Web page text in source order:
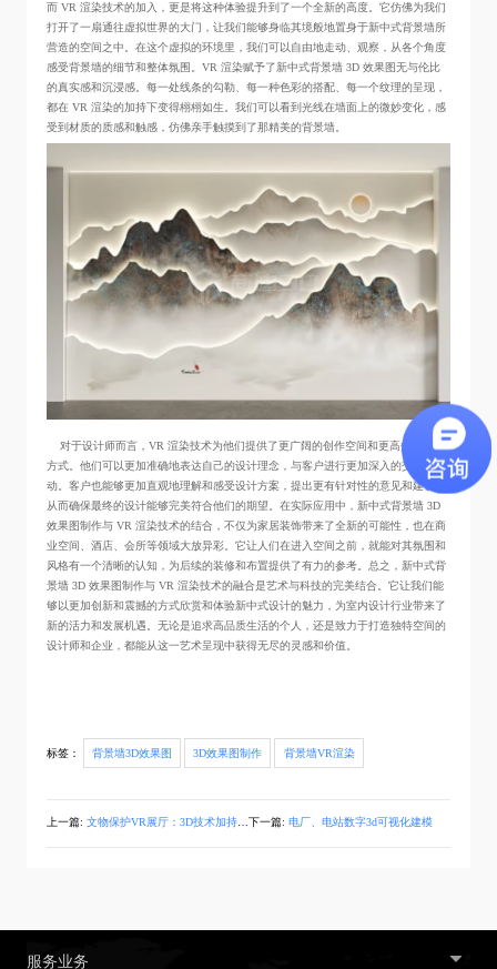
而 VR 渲染技术的加入，更是将这种体验提升到了一个全新的高度。它仿佛为我们
打开了一扇通往虚拟世界的大门，让我们能够身临其境般地置身于新中式背景墙所
营造的空间之中。在这个虚拟的环境里，我们可以自由地走动、观察，从各个角度
感受背景墙的细节和整体氛围。VR 渲染赋予了新中式背景墙 3D 效果图无与伦比
的真实感和沉浸感。每一处线条的勾勒、每一种色彩的搭配、每一个纹理的呈现，
都在 VR 渲染的加持下变得栩栩如生。我们可以看到光线在墙面上的微妙变化，感
受到材质的质感和触感，仿佛亲手触摸到了那精美的背景墙。
对于设计师而言，VR 渲染技术为他们提供了更广阔的创作空间和更高效的沟通
方式。他们可以更加准确地表达自己的设计理念，与客户进行更加深入的交流和互
动。客户也能够更加直观地理解和感受设计方案，提出更有针对性的意见和建议，
从而确保最终的设计能够完美符合他们的期望。在实际应用中，新中式背景墙 3D
效果图制作与 VR 渲染技术的结合，不仅为家居装饰带来了全新的可能性，也在商
业空间、酒店、会所等领域大放异彩。它让人们在进入空间之前，就能对其氛围和
风格有一个清晰的认知，为后续的装修和布置提供了有力的参考。总之，新中式背
景墙 3D 效果图制作与 VR 渲染技术的融合是艺术与科技的完美结合。它让我们能
够以更加创新和震撼的方式欣赏和体验新中式设计的魅力，为室内设计行业带来了
新的活力和发展机遇。无论是追求高品质生活的个人，还是致力于打造独特空间的
设计师和企业，都能从这一艺术呈现中获得无尽的灵感和价值。
标签： 背景墙3D效果图 3D效果图制作 背景墙VR渲染
上一篇: 文物保护VR展厅：3D技术加持的考古博物馆盛宴 下一篇: 电厂、电站数字3d可视化建模
服务业务